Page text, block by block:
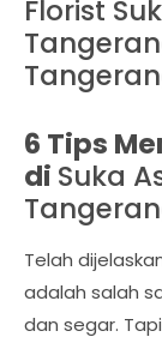
Florist
6 Tips
di Suka
Telah
adalah salah
dan segar.